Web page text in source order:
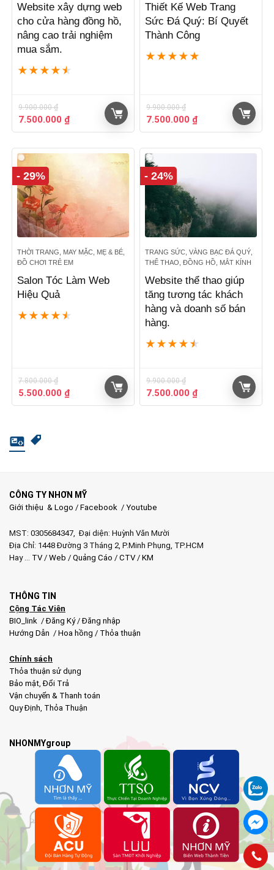
Website xây dựng web
cho cửa hàng đồng hồ,
nâng cao trải nghiệm
mua sắm.
★ ★ ★ ★ ★
9.900.000₫
Giá
gốc
9.900.000 ₫.
7.500.000 ₫Giá
hiện
7.500.000 ₫.
Thiết Kế Web Trang
Sức Đá Quý: Bí Quyết
Thành Công
★ ★ ★ ★ ★
9.900.000₫
Giá
gốc
9.900.000 ₫.
7.500.000 ₫Giá
hiện
- 29%
THỜI TRANG, MAY MẶC, MẸ & BÉ,
ĐỒ CHƠI TRẺ EM
Salon Tóc Làm Web
Hiệu Quả
★ ★ ★ ★ ★
7.800.000₫
Giá
gốc
5.500.000 ₫Giá
hiện
- 24%
TRANG SỨC, VÀNG BẠC ĐÁ QUÝ,
THỂ THAO, ĐỒNG HỒ, MẮT KÍNH
Website thể thao giúp
tăng tương tác khách
hàng và doanh số bán
hàng.
★ ★ ★ ★ ★
9.900.000₫
Giá
gốc
7.500.000 ₫Giá
hiện
CÔNG TY NHƠN MỸ
Giới thiệu & Logo / Facebook / Youtube
MST: 0305684347, Đại diện: Huỳnh Văn Mười
Địa Chỉ: 1448 Đường 3 Tháng 2, P.Minh Phụng, TP.HCM
Hay … TV/ Web / Quảng Cáo / CTV/ KM
THÔNG TIN
Cộng Tác Viên
BIO_link /Đăng Ký/Đăng nhập
Hướng Dẫn / Hoa hồng / Thỏa thuận
Chính sách
Thỏa thuận sử dụng
Bảo mật,Đổi Trả
Vận chuyển & Thanh toán
Quy Định, Thỏa Thuận
NHONMYgroup